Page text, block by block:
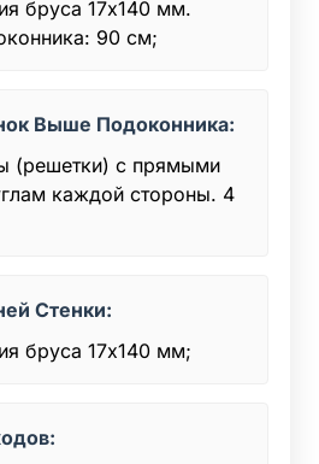
бруса 17х140 мм.
90 см;
Выше Подоконника:
(решетки) с прямыми
каждой стороны. 4
Стенки:
бруса 17х140 мм;